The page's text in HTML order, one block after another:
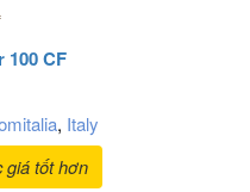
100 CF
, Italy
giá tốt hơn